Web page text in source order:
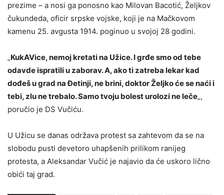
prezime – a nosi ga ponosno kao Milovan Bacotić, Željkov
čukundeda, oficir srpske vojske, koji je na Mačkovom
kamenu 25. avgusta 1914. poginuo u svojoj 28 godini.
„KukAVice, nemoj kretati na Užice. I grđe smo od tebe
odavde ispratili u zaborav. A, ako ti zatreba lekar kad
dođeš u grad na Đetinji, ne brini, doktor Željko će se naći i
tebi, zlu ne trebalo. Samo tvoju bolest urolozi ne leče„,
poručio je DS Vučiću.
U Užicu se danas održava protest sa zahtevom da se na
slobodu pusti devetoro uhapšenih prilikom ranijeg
protesta, a Aleksandar Vučić je najavio da će uskoro lično
obići taj grad.